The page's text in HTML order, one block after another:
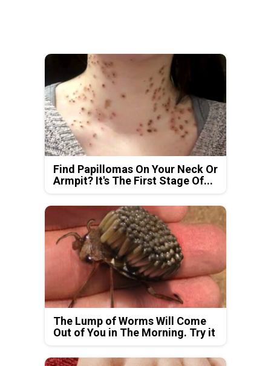
Find Papillomas On Your Neck Or
Armpit? It's The First Stage Of...
The Lump of Worms Will Come
Out of You in The Morning. Try it